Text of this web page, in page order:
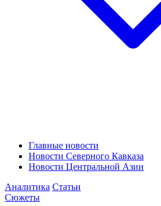
Главные новости
Новости Северного Кавказа
Новости Центральной Азии
Аналитика Статьи
Сюжеты